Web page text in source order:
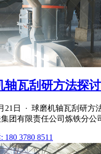
轴瓦刮研方法探
21日 · 球磨机轴瓦刮研方
团有限责任公司炼铁分公
180 3780 8511